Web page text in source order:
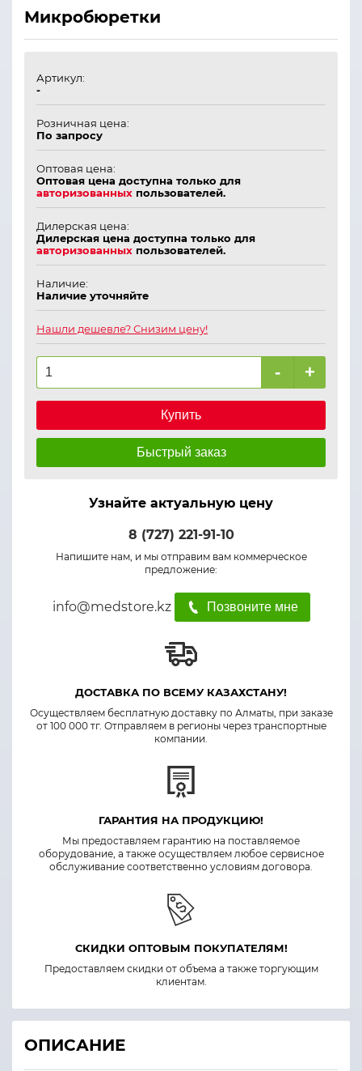
Микробюретки
Артикул:
-
Розничная цена:
По запросу
Оптовая цена:
Оптовая цена доступна только для
авторизованных пользователей.
Дилерская цена:
Дилерская цена доступна только для
авторизованных пользователей.
Наличие:
Наличие уточняйте
Нашли дешевле? Снизим цену!
- +
Купить
Быстрый заказ
Узнайте актуальную цену
8 (727) 221-91-10
Напишите нам, и мы отправим вам коммерческое
предложение:
info@medstore.kz Позвоните мне
ДОСТАВКА ПО ВСЕМУ КАЗАХСТАНУ!
Осуществляем бесплатную доставку по Алматы, при заказе
от 100 000 тг. Отправляем в регионы через транспортные
компании.
ГАРАНТИЯ НА ПРОДУКЦИЮ!
Мы предоставляем гарантию на поставляемое
оборудование, а также осуществляем любое сервисное
обслуживание соответственно условиям договора.
СКИДКИ ОПТОВЫМ ПОКУПАТЕЛЯМ!
Предоставляем скидки от объема а также торгующим
клиентам.
ОПИСАНИЕ